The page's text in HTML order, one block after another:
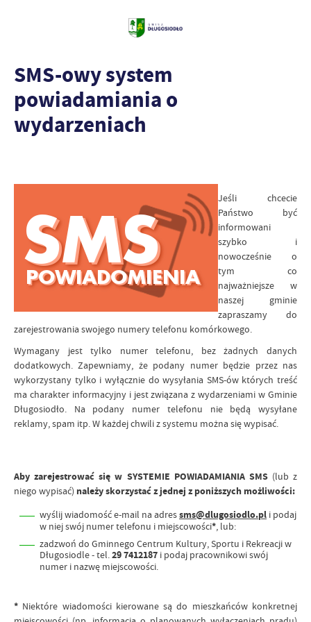
SMS-owy system
powiadamiania o
wydarzeniach
Jeśli chcecie
Państwo być
informowani
szybko i
nowocześnie o
tym co
najważniejsze w
naszej gminie
zapraszamy do
zarejestrowania swojego numery telefonu komórkowego.
Wymagany jest tylko numer telefonu, bez żadnych danych
dodatkowych. Zapewniamy, że podany numer będzie przez nas
wykorzystany tylko i wyłącznie do wysyłania SMS-ów których treść
ma charakter informacyjny i jest związana z wydarzeniami w Gminie
Długosiodło. Na podany numer telefonu nie będą wysyłane
reklamy, spam itp. W każdej chwili z systemu można się wypisać.
Aby zarejestrować się w SYSTEMIE POWIADAMIANIA SMS(lub z
niego wypisać) należy skorzystać z jednej z poniższych możliwości:
wyślij wiadomość e-mail na adressms@dlugosiodlo.pl i podaj
w niej swój numer telefonu i miejscowości*, lub:
zadzwoń do Gminnego Centrum Kultury, Sportu i Rekreacji w
Długosiodle - tel.29 7412187 i podaj pracownikowi swój
numer i nazwę miejscowości.
* Niektóre wiadomości kierowane są do mieszkańców konkretnej